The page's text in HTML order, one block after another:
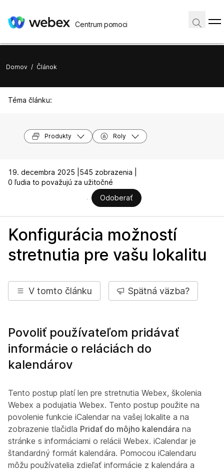
Centrum pomoci
Domov / Článok
Téma článku:
Produkty Roly
19. decembra 2025 | 545 zobrazenia |
0 ľudia to považujú za užitočné
Odoberať
Konfigurácia možností
stretnutia pre vašu lokalitu
V tomto článku Spätná väzba?
Povoliť používateľom pridávať
informácie o reláciách do
kalendárov
Tento postup platí len pre stretnutia Webex, školenia
Webex a podujatia Webex. Tento postup použite na
povolenie funkcie iCalendar na vašej lokalite a na
zobrazenie tlačidla Pridať do môjho kalendára na
stránke s informáciami o relácii Webex. iCalendar je
štandardný formát kalendára. Pomocou iCalendaru
môžu používatelia zdieľať informácie z kalendára a